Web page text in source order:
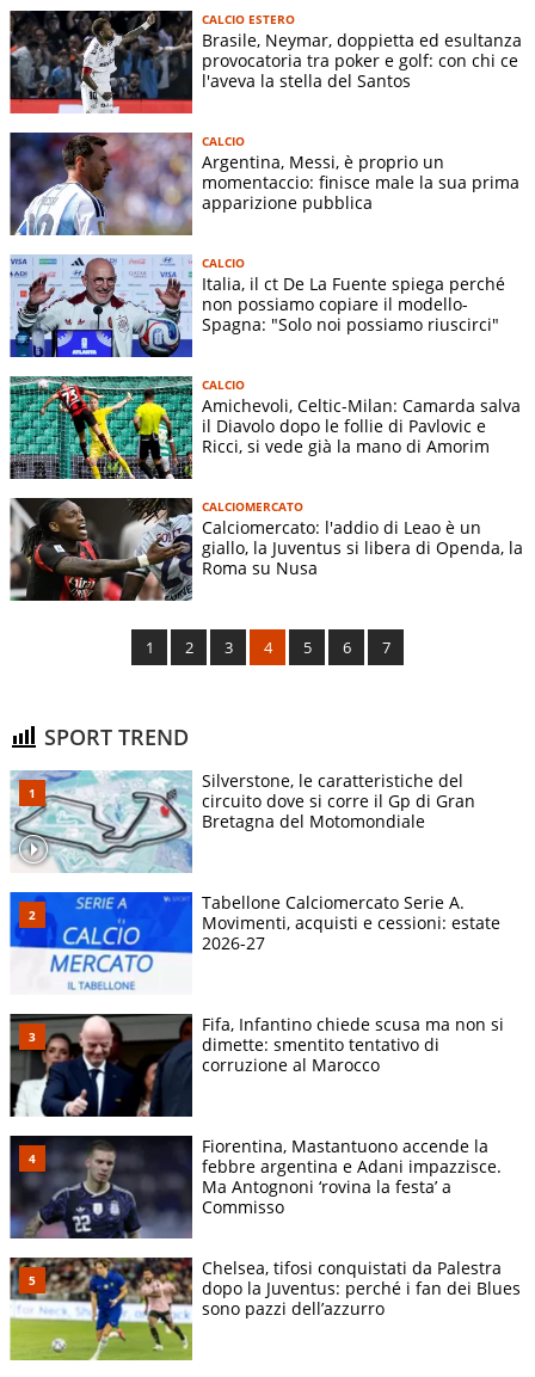
CALCIO ESTERO
Brasile, Neymar, doppietta ed esultanza
provocatoria tra poker e golf: con chi ce
l'aveva la stella del Santos
CALCIO
Argentina, Messi, è proprio un
momentaccio: finisce male la sua prima
apparizione pubblica
CALCIO
Italia, il ct De La Fuente spiega perché
non possiamo copiare il modello-
Spagna: "Solo noi possiamo riuscirci"
CALCIO
Amichevoli, Celtic-Milan: Camarda salva
il Diavolo dopo le follie di Pavlovic e
Ricci, si vede già la mano di Amorim
CALCIOMERCATO
Calciomercato: l'addio di Leao è un
giallo, la Juventus si libera di Openda, la
Roma su Nusa
1 2 3 4 5 6 7
SPORT TREND
Silverstone, le caratteristiche del
circuito dove si corre il Gp di Gran
Bretagna del Motomondiale
Tabellone Calciomercato Serie A.
Movimenti, acquisti e cessioni: estate
2026-27
Fifa, Infantino chiede scusa ma non si
dimette: smentito tentativo di
corruzione al Marocco
Fiorentina, Mastantuono accende la
febbre argentina e Adani impazzisce.
Ma Antognoni ‘rovina la festa’ a
Commisso
Chelsea, tifosi conquistati da Palestra
dopo la Juventus: perché i fan dei Blues
sono pazzi dell’azzurro